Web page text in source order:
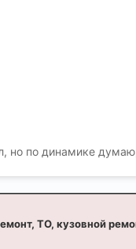
но по динамике
ТО, кузовной